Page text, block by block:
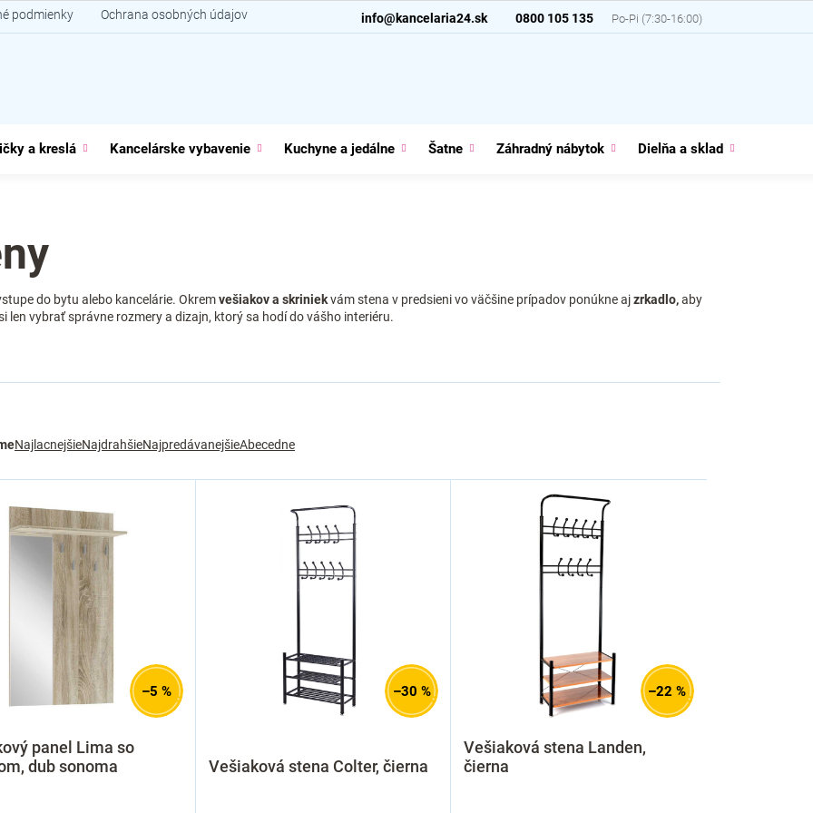
0800 105 135
info@kancelaria24.sk
podmienky Ochrana osobných údajov
a kreslá Kancelárske vybavenie Kuchyne a jedálne Šatne Záhradný nábytok Dielňa a sklad
do bytu alebo kancelárie. Okremvešiakov a skriniekvám stena v predsieni vo väčšine prípadov ponúkne ajzrkadlo,aby
len vybrať správne rozmery a dizajn, ktorý sa hodí do vášho interiéru.
NajlacnejšieNajdrahšieNajpredávanejšieAbecedne
–5 %
panel Lima so
dub sonoma
–30 %
Vešiaková stena Colter, čierna
–22 %
Vešiaková stena Landen,
čierna